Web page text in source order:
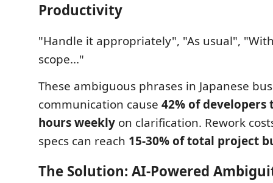
Productivity
"Handle it appropriately", "As usual",
scope..."
These ambiguous phrases in Japanese
communication cause 42% of developers
hours weekly on clarification. Rework
specs can reach 15-30% of total project
The Solution: AI-Powered